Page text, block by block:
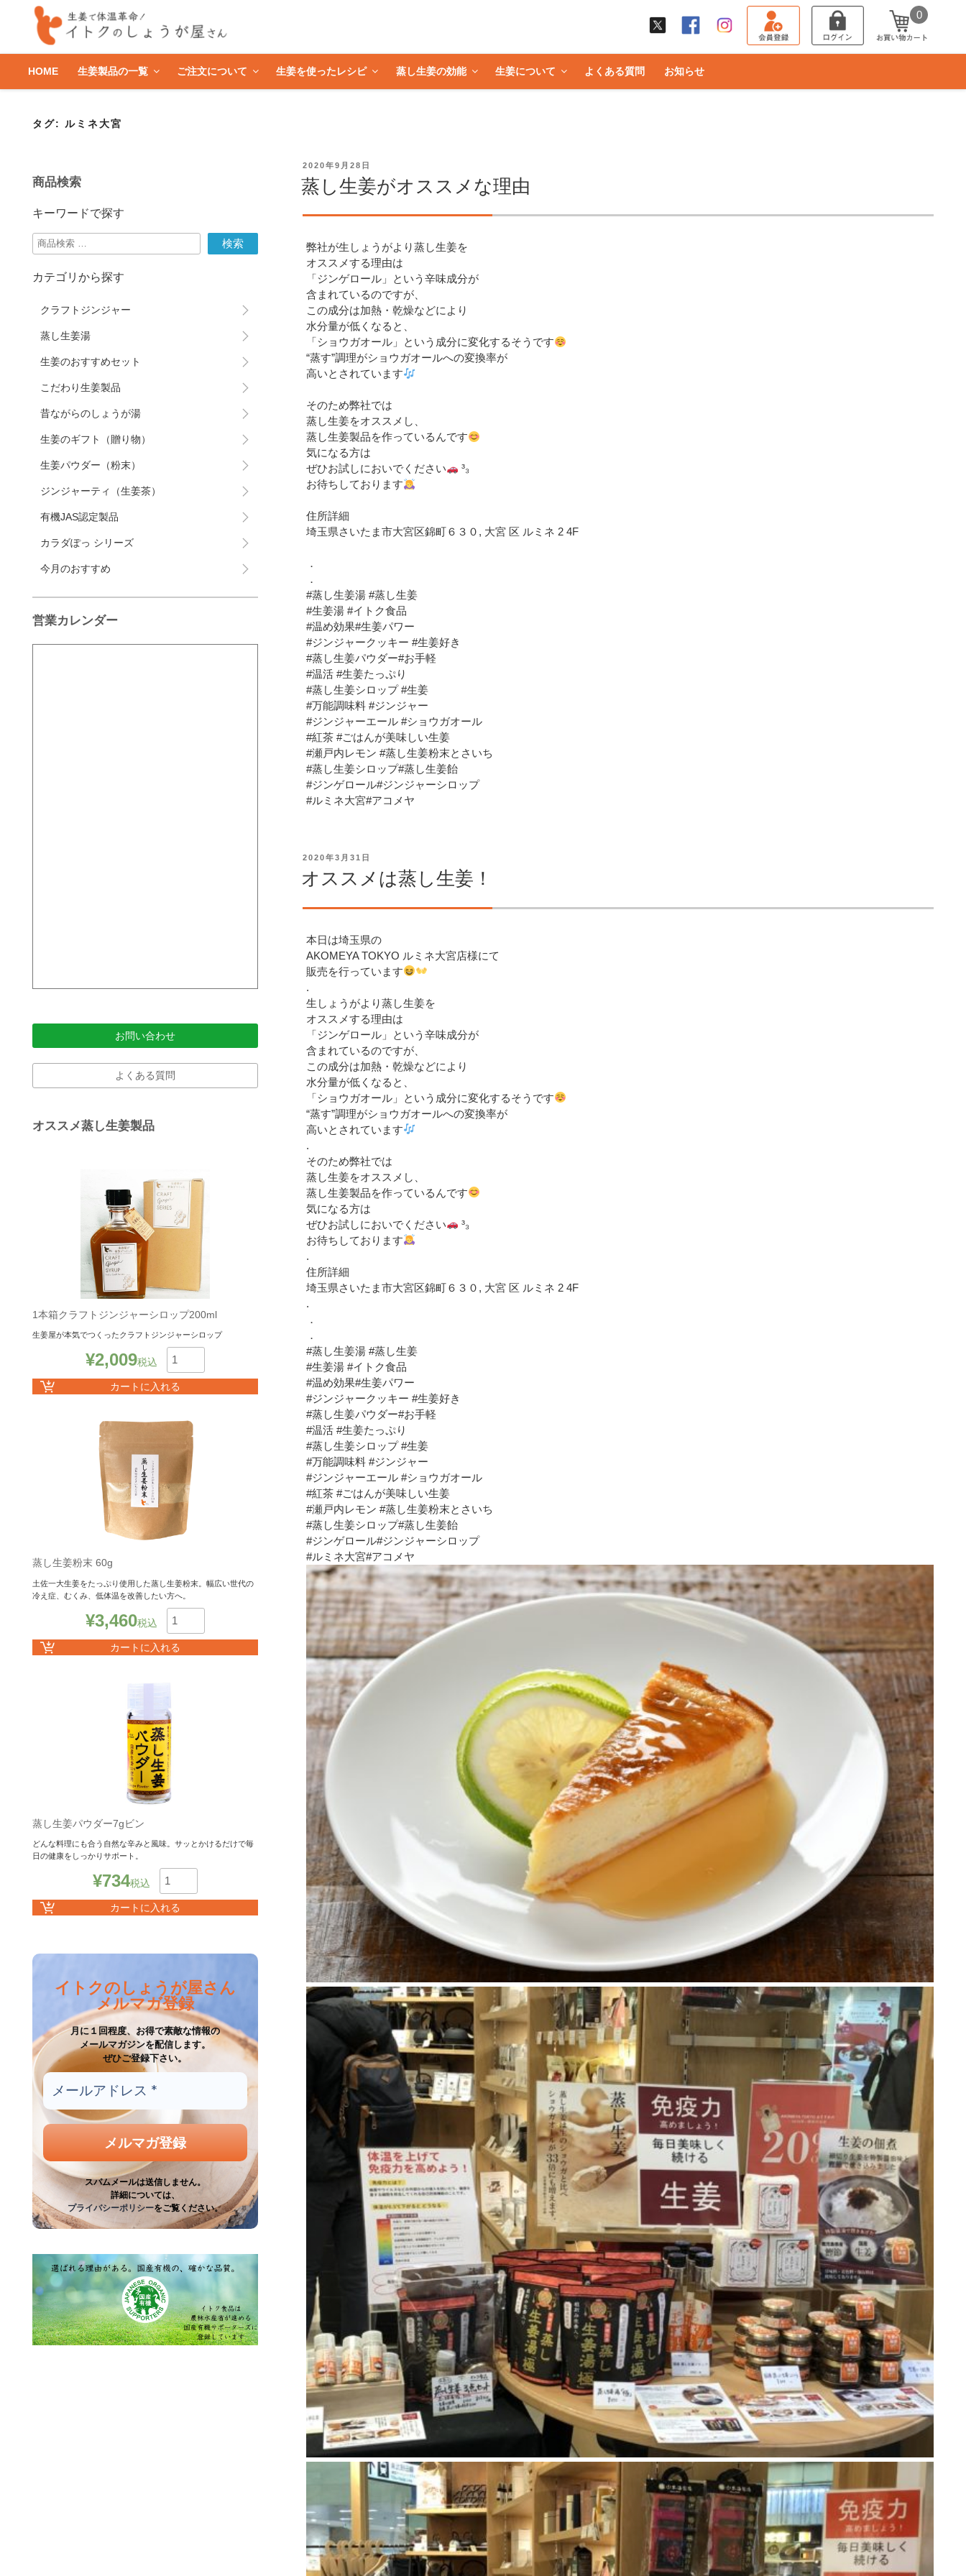
0
HOME 生姜製品の一覧 ご注文について 生姜を使ったレシピ 蒸し生姜の効能 生姜について よくある質問 お知らせ
タグ: ルミネ大宮
投
稿
日:
2020年9月28日
蒸し生姜がオススメな理由
弊社が生しょうがより蒸し生姜を
オススメする理由は
「ジンゲロール」という辛味成分が
含まれているのですが、
この成分は加熱・乾燥などにより
水分量が低くなると、
「ショウガオール」という成分に変化するそうです
“蒸す”調理がショウガオールへの変換率が
高いとされています
そのため弊社では
蒸し生姜をオススメし、
蒸し生姜製品を作っているんです
気になる方は
ぜひお試しにおいでください
³₃
お待ちしております
住所詳細
埼玉県さいたま市大宮区錦町６３０, 大宮 区 ルミネ 2 4F
．
．
#蒸し生姜湯 #蒸し生姜
#生姜湯 #イトク食品
#温め効果#生姜パワー
#ジンジャークッキー #生姜好き
#蒸し生姜パウダー#お手軽
#温活 #生姜たっぷり
#蒸し生姜シロップ #生姜
#万能調味料 #ジンジャー
#ジンジャーエール #ショウガオール
#紅茶 #ごはんが美味しい生姜
#瀬戸内レモン #蒸し生姜粉末とさいち
#蒸し生姜シロップ#蒸し生姜飴
#ジンゲロール#ジンジャーシロップ
#ルミネ大宮#アコメヤ
投
日:
2020年3月31日
オススメは蒸し生姜！
本日は埼玉県の
AKOMEYA TOKYO ルミネ大宮店様にて
販売を行っています
.
生しょうがより蒸し生姜を
オススメする理由は
「ジンゲロール」という辛味成分が
含まれているのですが、
この成分は加熱・乾燥などにより
水分量が低くなると、
「ショウガオール」という成分に変化するそうです
“蒸す”調理がショウガオールへの変換率が
高いとされています
.
そのため弊社では
蒸し生姜をオススメし、
蒸し生姜製品を作っているんです
気になる方は
ぜひお試しにおいでください
³₃
お待ちしております
.
住所詳細
埼玉県さいたま市大宮区錦町６３０, 大宮 区 ルミネ 2 4F
.
．
．
#蒸し生姜湯 #蒸し生姜
#生姜湯 #イトク食品
#温め効果#生姜パワー
#ジンジャークッキー #生姜好き
#蒸し生姜パウダー#お手軽
#温活 #生姜たっぷり
#蒸し生姜シロップ #生姜
#万能調味料 #ジンジャー
#ジンジャーエール #ショウガオール
#紅茶 #ごはんが美味しい生姜
#瀬戸内レモン #蒸し生姜粉末とさいち
#蒸し生姜シロップ#蒸し生姜飴
#ジンゲロール#ジンジャーシロップ
#ルミネ大宮#アコメヤ
商品検索
キーワードで探す
検
索
対
検索
カテゴリから探す
クラフトジンジャー
蒸し生姜湯
生姜のおすすめセット
こだわり生姜製品
昔ながらのしょうが湯
生姜のギフト（贈り物）
生姜パウダー（粉末）
ジンジャーティ（生姜茶）
有機JAS認定製品
カラダぽっ シリーズ
今月のおすすめ
営業カレンダー
お問い合わせ
よくある質問
オススメ蒸し生姜製品
1本箱クラフトジンジャーシロップ200ml
生姜屋が本気でつくったクラフトジンジャーシロップ
¥2,009税込
数
カートに入れる
蒸し生姜粉末 60g
土佐一大生姜をたっぷり使用した蒸し生姜粉末。幅広い世代の
冷え症、むくみ、低体温を改善したい方へ。
¥3,460税込
数
カートに入れる
蒸し生姜パウダー7gビン
どんな料理にも合う自然な辛みと風味。サッとかけるだけで毎
日の健康をしっかりサポート。
¥734税込
数
カートに入れる
イトクのしょうが屋さん
メルマガ登録
月に１回程度、お得で素敵な情報の
メールマガジンを配信します。
ぜひご登録下さい。
スパムメールは送信しません。
詳細については、
プライバシーポリシーをご覧ください。